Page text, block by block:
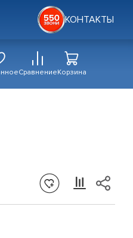
КОНТАКТЫ
СравнениеКорзина